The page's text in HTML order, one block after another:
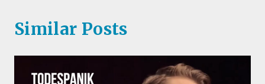
Similar Posts